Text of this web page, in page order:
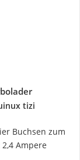
tizi
Buchsen zum
Ampere